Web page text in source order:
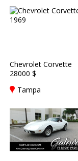
Chevrolet Corvette
28000 $
Tampa